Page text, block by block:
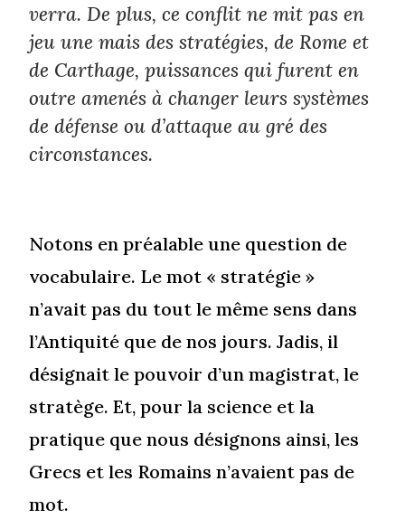
verra. De plus, ce conflit ne mit pas en
jeu une mais des stratégies, de Rome et
de Carthage, puissances qui furent en
outre amenés à changer leurs systèmes
de défense ou d’attaque au gré des
circonstances.
Notons en préalable une question de
vocabulaire. Le mot « stratégie »
n’avait pas du tout le même sens dans
l’Antiquité que de nos jours. Jadis, il
désignait le pouvoir d’un magistrat, le
stratège. Et, pour la science et la
pratique que nous désignons ainsi, les
Grecs et les Romains n’avaient pas de
mot.